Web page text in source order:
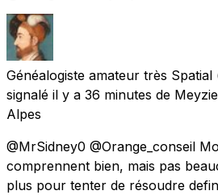
Généalogiste amateur très Spatial
signalé il y a 36 minutes de
Alpes
@MrSidney0 @Orange_conseil
comprennent bien, mais pas
plus pour tenter de résoudre